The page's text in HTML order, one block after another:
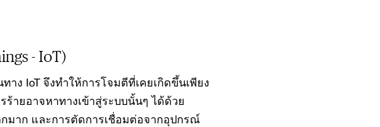
- IoT)
ง IoT จึงทำให้การโจมตีที่เคยเกิดขึ้นเพียง
ายอาจหาทางเข้าสู่ระบบนั้นๆ ได้ด้วย
กมาก และการตัดการเชื่อมต่อจากอุปกรณ์